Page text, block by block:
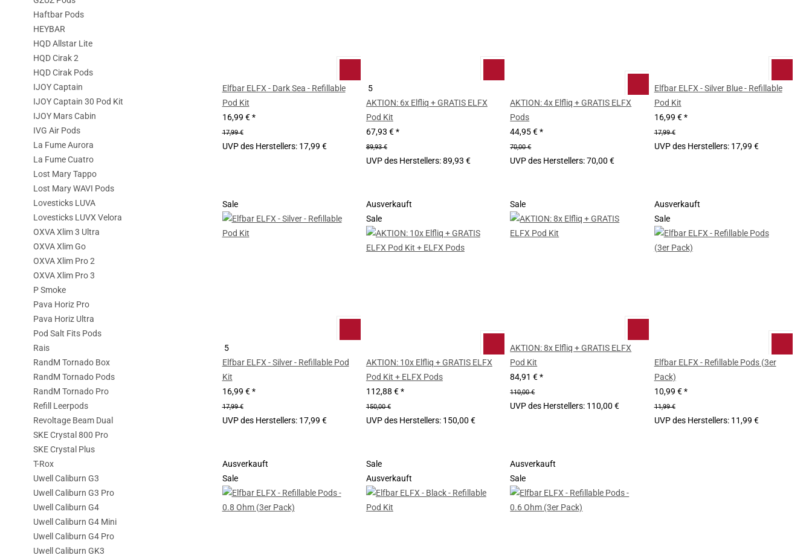
Elfbar ELFX - Dark Sea - Refillable
Pod Kit
16,99 €*
17,99 €
UVP des Herstellers: 17,99 €
5
AKTION: 6x Elfliq + GRATIS ELFX
Pod Kit
67,93 €*
89,93 €
UVP des Herstellers:89,93 €
AKTION: 4x Elfliq + GRATIS ELFX
Pods
44,95 €*
70,00 €
UVP des Herstellers:70,00 €
Elfbar ELFX - Silver Blue - Refillable
Pod Kit
16,99 €*
17,99 €
UVP des Herstellers: 17,99 €
Sale
5
Elfbar ELFX - Silver - Refillable Pod
Kit
16,99 €*
17,99 €
UVP des Herstellers: 17,99 €
Ausverkauft
Sale
AKTION: 10x Elfliq + GRATIS ELFX
Pod Kit + ELFX Pods
112,88 €*
150,00 €
UVP des Herstellers: 150,00 €
Sale
AKTION: 8x Elfliq + GRATIS ELFX
Pod Kit
84,91 €*
110,00 €
UVP des Herstellers: 110,00 €
Ausverkauft
Sale
Elfbar ELFX - Refillable Pods (3er
Pack)
10,99 €*
11,99 €
UVP des Herstellers: 11,99 €
Ausverkauft
Sale
Sale
Ausverkauft
Ausverkauft
Sale
Haftbar Pods
HEYBAR
HQD Allstar Lite
HQD Cirak 2
HQD Cirak Pods
IJOY Captain
IJOY Captain 30 Pod Kit
IJOY Mars Cabin
IVG Air Pods
La Fume Aurora
La Fume Cuatro
Lost Mary Tappo
Lost Mary WAVI Pods
Lovesticks LUVA
Lovesticks LUVX Velora
OXVA Xlim 3 Ultra
OXVA Xlim Go
OXVA Xlim Pro 2
OXVA Xlim Pro 3
P Smoke
Pava Horiz Pro
Pava Horiz Ultra
Pod Salt Fits Pods
Rais
RandM Tornado Box
RandM Tornado Pods
RandM Tornado Pro
Refill Leerpods
Revoltage Beam Dual
SKE Crystal 800 Pro
SKE Crystal Plus
T-Rox
Uwell Caliburn G3
Uwell Caliburn G3 Pro
Uwell Caliburn G4
Uwell Caliburn G4 Mini
Uwell Caliburn G4 Pro
Uwell Caliburn GK3